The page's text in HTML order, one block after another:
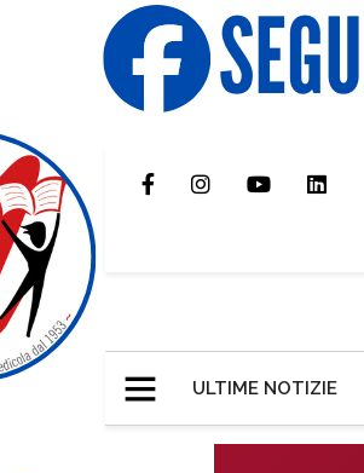
ULTIME NOTIZIE